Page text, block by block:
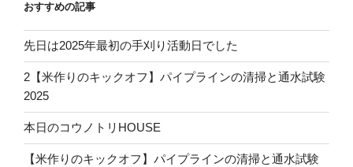
おすすめの記事
先日は2025年最初の手刈り活動日でした
2【米作りのキックオフ】パイプラインの清掃と通水試験
2025
本日のコウノトリHOUSE
【米作りのキックオフ】パイプラインの清掃と通水試験